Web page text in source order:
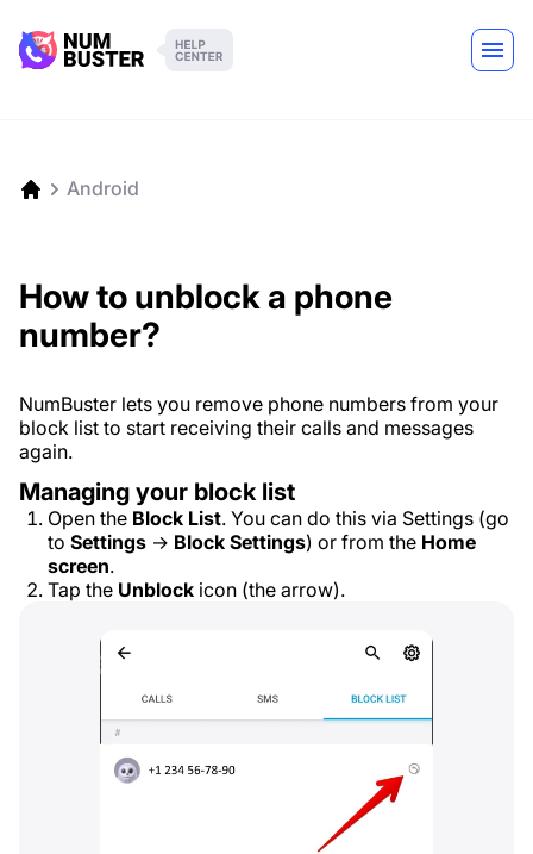
Android
How to unblock a phone
number?
NumBuster lets you remove phone numbers from your
block list to start receiving their calls and messages
again.
Managing your block list
Open the Block List. You can do this via Settings (go
to Settings → Block Settings) or from the Home
screen.
Tap the Unblock icon (the arrow).